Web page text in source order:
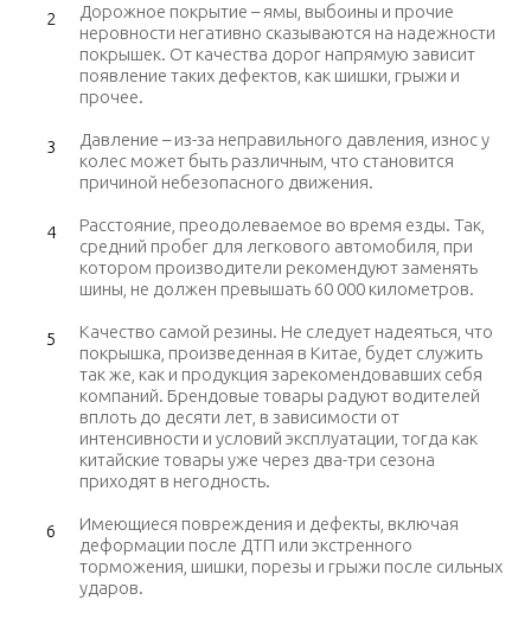
Дорожное покрытие – ямы, выбоины и прочие
неровности негативно сказываются на надежности
покрышек. От качества дорог напрямую зависит
появление таких дефектов, как шишки, грыжи и
прочее.
Давление – из-за неправильного давления, износ у
колес может быть различным, что становится
причиной небезопасного движения.
Расстояние, преодолеваемое во время езды. Так,
средний пробег для легкового автомобиля, при
котором производители рекомендуют заменять
шины, не должен превышать 60 000 километров.
Качество самой резины. Не следует надеяться, что
покрышка, произведенная в Китае, будет служить
так же, как и продукция зарекомендовавших себя
компаний. Брендовые товары радуют водителей
вплоть до десяти лет, в зависимости от
интенсивности и условий эксплуатации, тогда как
китайские товары уже через два-три сезона
приходят в негодность.
Имеющиеся повреждения и дефекты, включая
деформации после ДТП или экстренного
торможения, шишки, порезы и грыжи после сильных
ударов.